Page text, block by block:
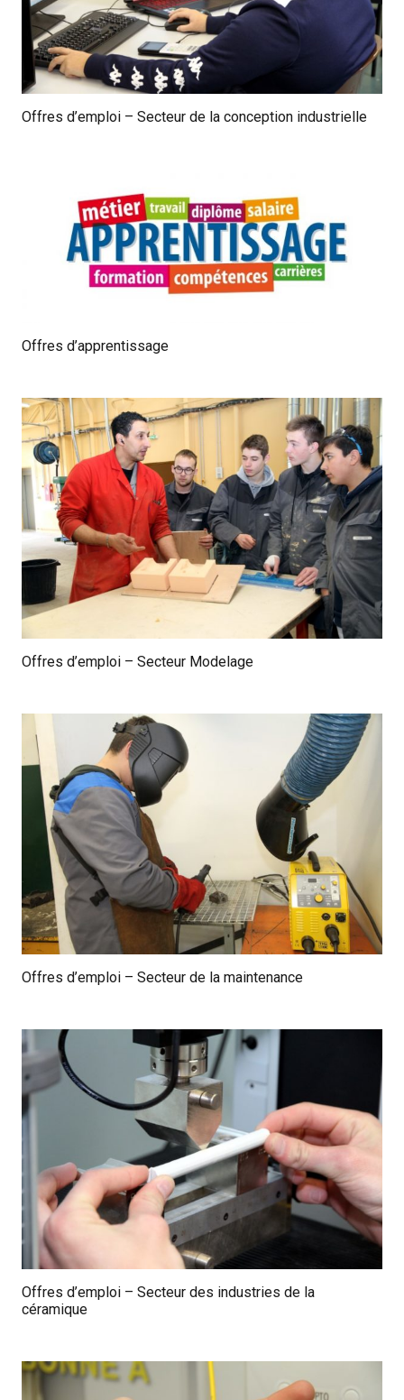
Offres d’emploi – Secteur de la conception industrielle
Offres d’apprentissage
Offres d’emploi – Secteur Modelage
Offres d’emploi – Secteur de la maintenance
Offres d’emploi – Secteur des industries de la
céramique